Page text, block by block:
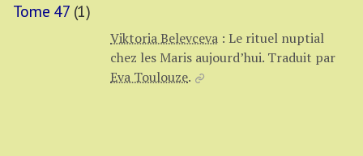
Tome 47 (1)
Viktoria Belevceva : Le rituel nuptial
chez les Maris aujourd’hui. Traduit par
Eva Toulouze.